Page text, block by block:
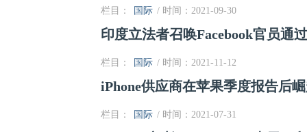
栏目： 国际 / 时间：2021-09-30
印度立法者召唤Facebook官员通
栏目： 国际 / 时间：2021-11-12
iPhone供应商在苹果季度报告后
栏目： 国际 / 时间：2021-07-31